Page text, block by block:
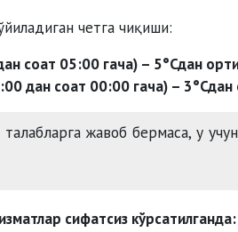
четга чиқиши:
соат 05:00 гача) – 5°Сдан
дан соат 00:00 гача) –
жавоб бермаса, у учун
сифатсиз кўрсатилганда: